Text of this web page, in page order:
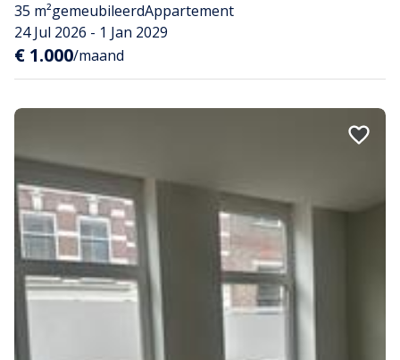
35 m²gemeubileerdAppartement
24 Jul 2026 - 1 Jan 2029
€ 1.000/maand